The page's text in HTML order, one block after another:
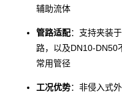
辅助流体
管路适配：支持夹装
路，以及DN10-DN50
常用管径
工况优势：非侵入式